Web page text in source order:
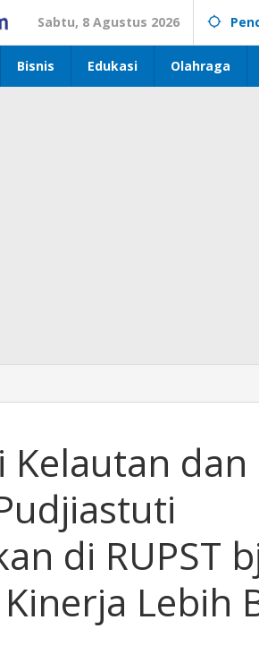
Sabtu, 8 Agustus 2026
Bisnis Edukasi Olahraga
dan
di RUPST
Lebih